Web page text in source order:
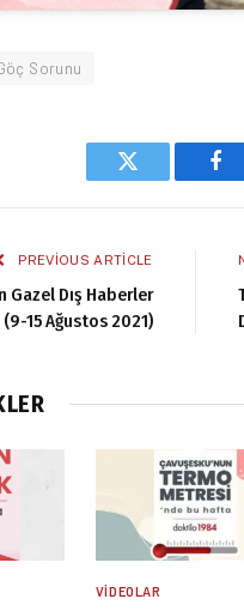
Sorunu
Twitter
PREVIOUS ARTICLE
Gazel Dış Haberler
15 Ağustos 2021)
VIDEOLAR